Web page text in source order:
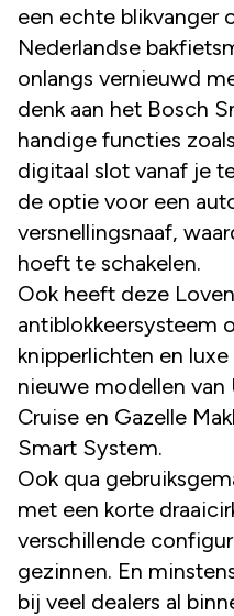
een echte blikvanger
Nederlandse
onlangs vernieuwd
denk aan het Bosch
handige functies
digitaal slot vanaf je
de optie voor een
versnellingsnaaf,
hoeft te schakelen.
Ook heeft deze
antiblokkeersysteem
knipperlichten en
nieuwe modellen van
Cruise en Gazelle
Smart System.
Ook qua
met een korte
verschillende
gezinnen. En
bij veel dealers al